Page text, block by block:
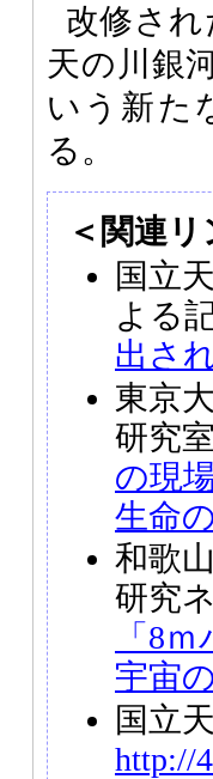
改修さ
天の川銀
いう新た
る。
＜関連リ
国立
よる
出さ
東京
研究
の現
生命
和歌
研究
「8
宇宙
国立
http://